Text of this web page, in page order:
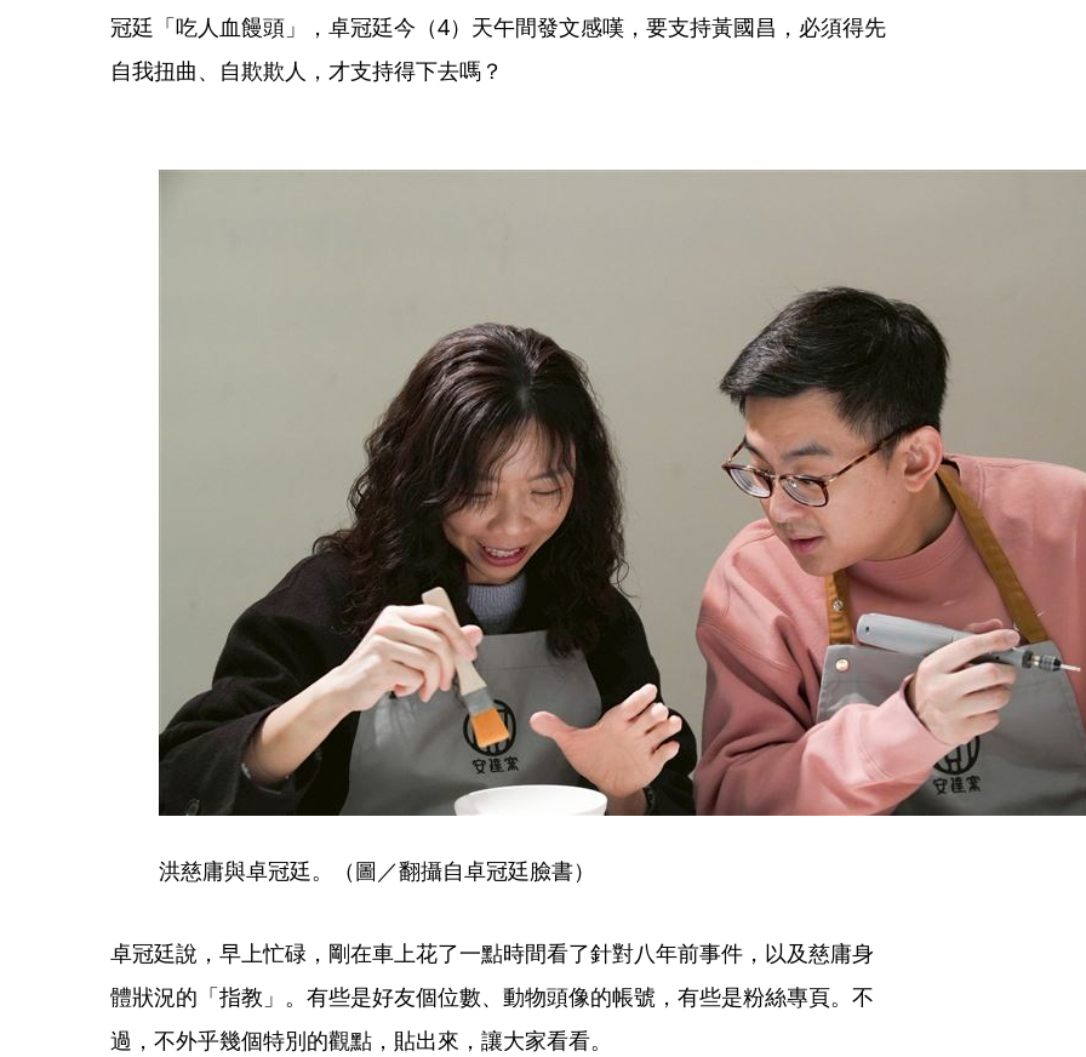
冠廷「吃人血饅頭」，卓冠廷今（4）天午間發文感嘆，要支持黃國昌，必須得先
自我扭曲、自欺欺人，才支持得下去嗎？
洪慈庸與卓冠廷。（圖／翻攝自卓冠廷臉書）
卓冠廷說，早上忙碌，剛在車上花了一點時間看了針對八年前事件，以及慈庸身
體狀況的「指教」。有些是好友個位數、動物頭像的帳號，有些是粉絲專頁。不
過，不外乎幾個特別的觀點，貼出來，讓大家看看。